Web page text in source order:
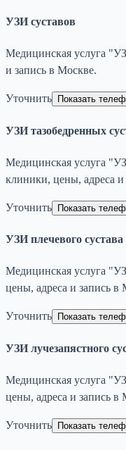
УЗИ суставов
Медицинская услуга
и запись в Москве.
Уточнить Показать
УЗИ тазобедренных
Медицинская услуга
клиники, цены, адреса
Уточнить Показать
УЗИ плечевого сустава
Медицинская услуга
цены, адреса и запись в
Уточнить Показать
УЗИ лучезапястного
Медицинская услуга
цены, адреса и запись в
Уточнить Показать